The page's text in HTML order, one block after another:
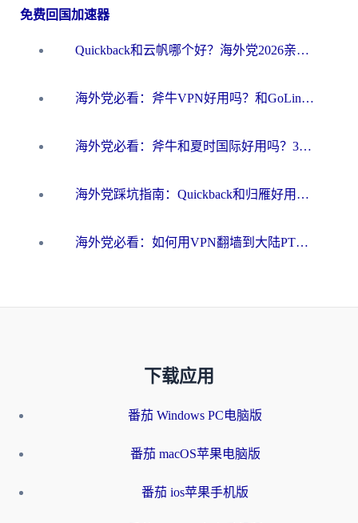
免费回国加速器
Quickback和云帆哪个好？海外党2026亲测指南：选对加速器大陆工具，无缝刷国内剧玩国服
海外党必看：斧牛VPN好用吗？和GoLinkVPN对比哪个回国效果更好？
海外党必看：斧牛和夏时国际好用吗？3步选对回国加速器，无缝刷国内资源
海外党踩坑指南：Quickback和归雁好用吗？选对加速器才能无缝刷国内资源
海外党必看：如何用VPN翻墙到大陆PTT？一篇解决你所有回国加速痛点
下载应用
番茄 Windows PC电脑版
番茄 macOS苹果电脑版
番茄 ios苹果手机版